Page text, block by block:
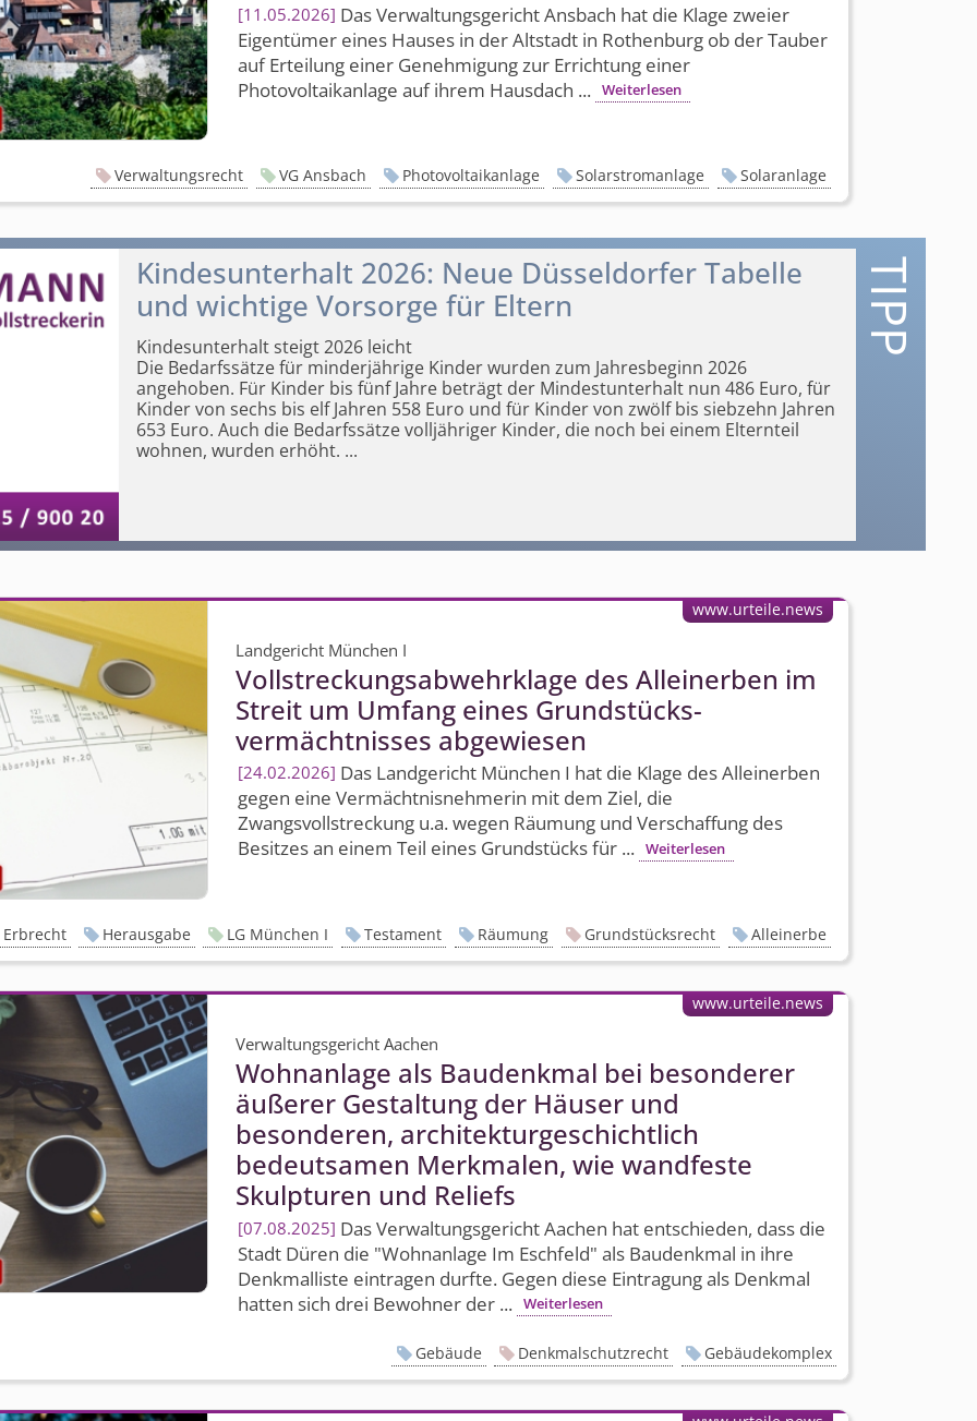
11.05.2026 Das Verwaltungsgericht Ansbach hat die Klage zweier
Eigentümer eines Hauses in der Altstadt in Rothenburg ob der Tauber
auf Erteilung einer Genehmigung zur Errichtung einer
Photovoltaikanlage auf ihrem Hausdach ... Weiterlesen
Verwaltungsrecht VG Ansbach Photovoltaikanlage Solarstromanlage Solaranlage
Kindesunterhalt 2026: Neue Düsseldorfer Tabelle
und wichtige Vorsorge für Eltern
Kindesunterhalt steigt 2026 leicht
Die Bedarfssätze für minderjährige Kinder wurden zum Jahresbeginn 2026
angehoben. Für Kinder bis fünf Jahre beträgt der Mindestunterhalt nun 486 Euro, für
Kinder von sechs bis elf Jahren 558 Euro und für Kinder von zwölf bis siebzehn Jahren
653 Euro. Auch die Bedarfssätze volljähriger Kinder, die noch bei einem Elternteil
wohnen, wurden erhöht. ...
Landgericht München I
Vollstreckungs­abwehrklage des Alleinerben im
Streit um Umfang eines Grundstücks­
vermächtnisses abgewiesen
24.02.2026 Das Landgericht München I hat die Klage des Alleinerben
gegen eine Vermächtnisnehmerin mit dem Ziel, die
Zwangsvollstreckung u.a. wegen Räumung und Verschaffung des
Besitzes an einem Teil eines Grundstücks für ... Weiterlesen
www.urteile.news
Erbrecht Herausgabe LG München I Testament Räumung Grundstücksrecht Alleinerbe
Verwaltungsgericht Aachen
Wohnanlage als Baudenkmal bei besonderer
äußerer Gestaltung der Häuser und
besonderen, architektur­geschichtlich
bedeutsamen Merkmalen, wie wandfeste
Skulpturen und Reliefs
07.08.2025 Das Verwaltungsgericht Aachen hat entschieden, dass die
Stadt Düren die "Wohnanlage Im Eschfeld" als Baudenkmal in ihre
Denkmalliste eintragen durfte. Gegen diese Eintragung als Denkmal
hatten sich drei Bewohner der ... Weiterlesen
www.urteile.news
Gebäude Denkmalschutzrecht Gebäudekomplex